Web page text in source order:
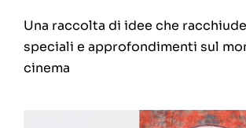
Festival
Articoli
Una raccolta di idee che
speciali e approfondimenti sul
cinema